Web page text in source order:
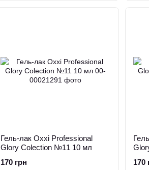
Гель-лак Oxxi Professional
Glory Colection №11 10 мл
170 грн
170